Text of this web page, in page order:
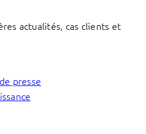
actualités, cas clients et
presse